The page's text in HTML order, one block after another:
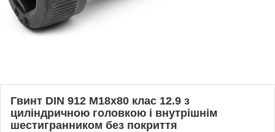
Гвинт DIN 912 М18х80 клас 12.9 з
циліндричною головкою і внутрішнім
шестигранником без покриття